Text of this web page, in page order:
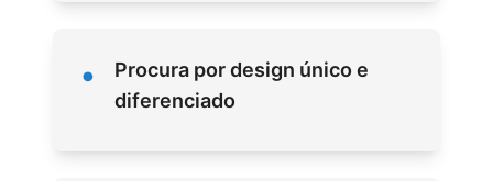
•
Procura por design único e
diferenciado